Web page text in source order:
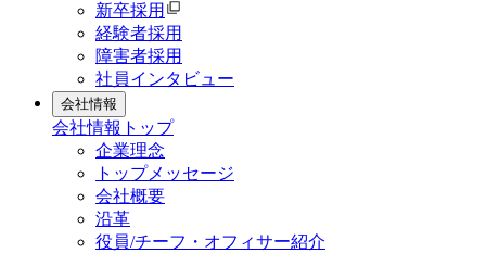
新卒採用
経験者採用
障害者採用
社員インタビュー
会社情報
会社情報 トップ
企業理念
トップメッセージ
会社概要
沿革
役員/チーフ・オフィサー紹介